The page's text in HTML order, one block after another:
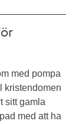
med pompa
kristendomen
sitt gamla
med att ha